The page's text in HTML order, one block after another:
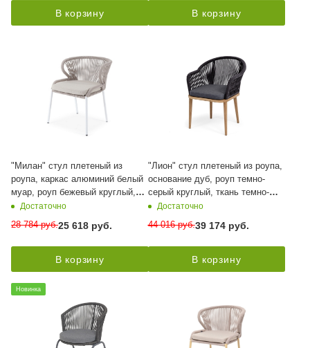
В корзину В корзину
"Милан" стул плетеный из
роупа, каркас алюминий белый
муар, роуп бежевый круглый,
ткань бежевая 15052
Достаточно
28 784руб.25 618 руб.
В корзину
"Лион" стул плетеный из роупа,
основание дуб, роуп темно-
серый круглый, ткань темно-
серая 027
Достаточно
44 016руб.39 174руб.
В корзину
Новинка